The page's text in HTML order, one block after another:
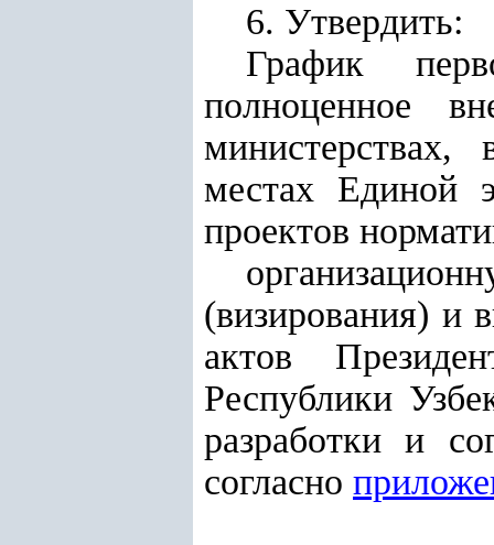
6. Утвердить:
График
полноценное
министерствах,
местах Единой
проектов
(визирования) и
актов
Республики
разработки и
согласно